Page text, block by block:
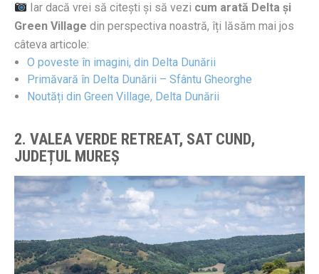
Iar dacă vrei să citești și să vezi cum arată Delta și
Green Village din perspectiva noastră, îți lăsăm mai jos
câteva articole:
O poveste în imagini, din Delta Dunării
Primăvară în Delta Dunării – Sfântu Gheorghe
Noutăți din Green Village, Delta Dunării
2. VALEA VERDE RETREAT, SAT CUND,
JUDEȚUL MUREȘ